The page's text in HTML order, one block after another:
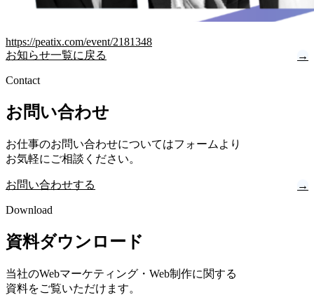
https://peatix.com/event/2181348
お知らせ一覧に戻る
→
Contact
お問い合わせ
お仕事のお問い合わせについてはフォームより
お気軽にご相談ください。
お問い合わせする →
Download
資料ダウンロード
当社のWebマーケティング・Web制作に関する
資料をご覧いただけます。